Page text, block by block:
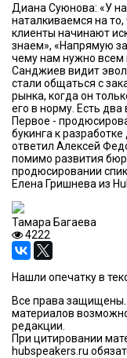
Диана Суюнова: «У
наталкиваемся на
клиенты начинают
знаем», «Напрямую
чему нам нужно всем
Санджиев видит
стали общаться с
рынка, когда он
его в норму. Есть два
Первое -
букинга к
ответил Алексей
помимо развития
продюсировании
Елена Гришнева из
Тамара Багаева
4222
Нашли опечатку в
Все права защищены.
материалов
редакции.
При цитировании
hubspeakers.ru